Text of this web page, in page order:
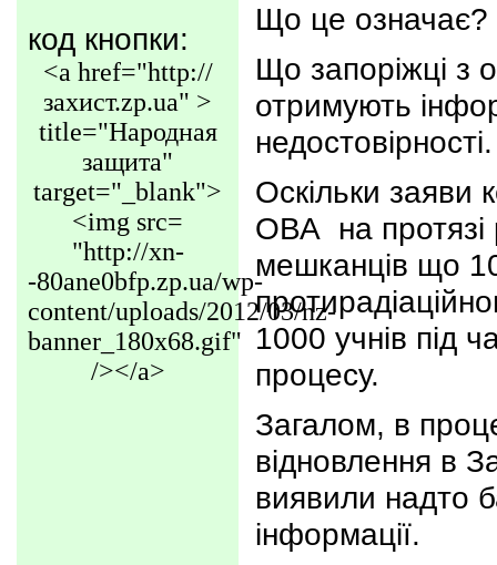
код кнопки:
<a href="http://
захист.zp.ua" >
title="Народная
защита"
target="_blank">
<img src=
"http://xn-
-80ane0bfp.zp.ua/wp-
content/uploads/2012/03/nz-
banner_180x68.gif"
/></a>
Що це означає?
Що запоріжці з
отримують
недостовірності.
Оскільки заяви
ОВА на протязі
мешканців що
1000 учнів під
процесу.
Загалом, в
відновлення в
виявили надто
інформації.